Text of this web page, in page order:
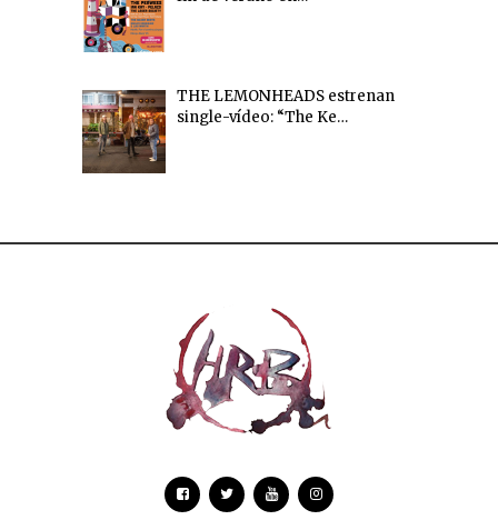
THE LEMONHEADS estrenan
single-vídeo: “The Ke…